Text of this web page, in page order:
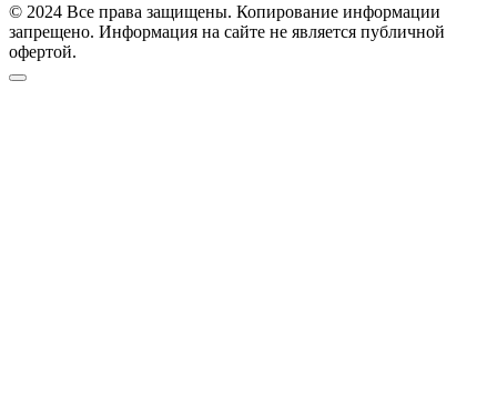
© 2024 Все права защищены. Копирование информации
запрещено. Информация на сайте не является публичной
офертой.